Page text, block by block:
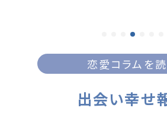
全力でさせていただきます。
ンドセット first appeared on
サイトPCMAX.恋愛コラムを
出会い幸せ